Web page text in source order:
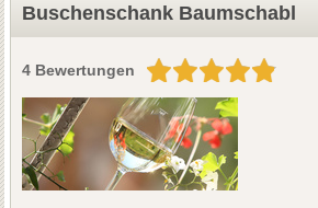
Buschenschank Baumschabl
4 Bewertungen